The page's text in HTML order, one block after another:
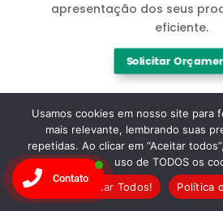
apresentação dos seus
eficiente.
Solicitar
Marcas
Usamos cookies em nosso site para
mais relevante, lembrando suas
repetidas. Ao clicar em “Aceitar
uso de TODOS os
Aceitar Todos!
Política
Contato